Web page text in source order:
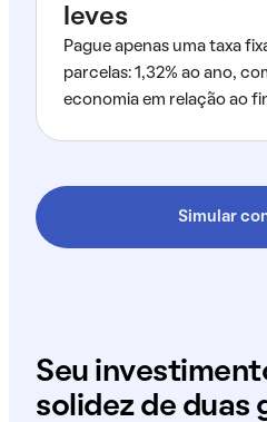
leves
Pague apenas uma taxa
parcelas: 1,32% ao ano,
economia em relação ao
Simular
Seu
solidez de duas